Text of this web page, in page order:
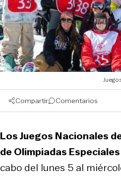
Compartir Comentarios
Los Juegos Nacionales
de Olimpiadas
cabo del lunes 5 al